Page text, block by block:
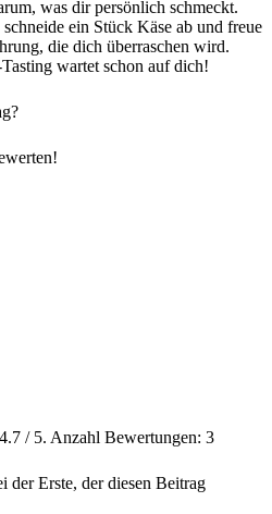
was dir persönlich schmeckt.
ein Stück Käse ab und freue
die dich überraschen wird.
wartet schon auf dich!
4.7 / 5. Anzahl Bewertungen: 3
der Erste, der diesen Beitrag